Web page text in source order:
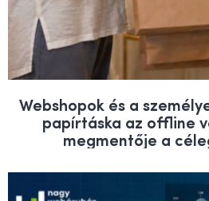
Webshopok és a
papírtáska az offline
megmentője a